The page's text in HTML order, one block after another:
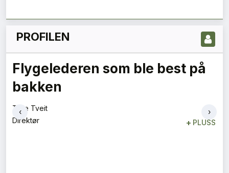
PROFILEN
Vi må jobbe sammen
Espen Schulze
‹
›